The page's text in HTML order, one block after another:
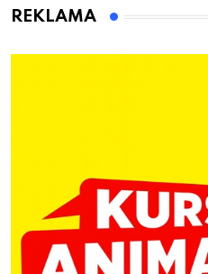
dzieci
REKLAMA